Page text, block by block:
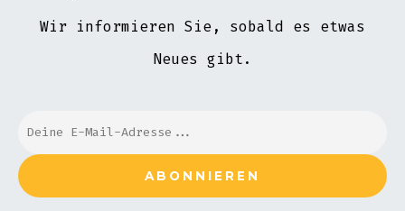
Wir informieren Sie, sobald es etwas
Neues gibt.